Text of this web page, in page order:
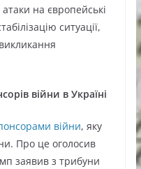
атаки на європейські
ситуації,
війни в Україні
війни, яку
Про це оголосив
заявив з трибуни